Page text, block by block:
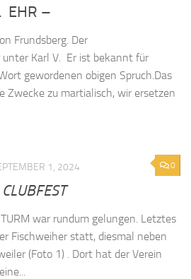
EHR –
Frundsberg. Der
Karl V. Er ist bekannt für
gewordenen obigen Spruch.Das
Zwecke zu martialisch, wir ersetzen
0
1, 2024
war rundum gelungen. Letztes
Fischweiher statt, diesmal neben
(Foto 1) . Dort hat der Verein